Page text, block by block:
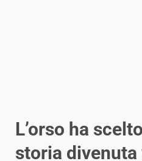
L’orso ha
storia divenuta